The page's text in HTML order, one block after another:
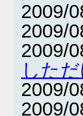
2009/
2009/
2009/
した
2009/
2009/